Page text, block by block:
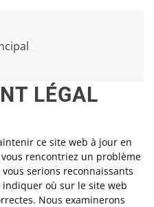
LÉGAL
ce site web à jour en
rencontriez un problème
serions reconnaissants
où sur le site web
Nous examinerons